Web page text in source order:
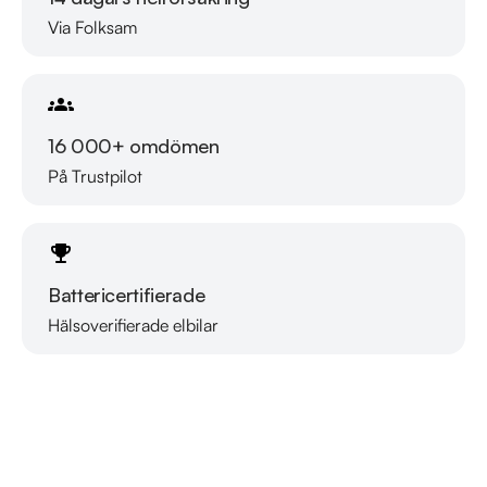
Servicehistorik:
2021-09-27 - 630 mil
2023-06-29 - 5301 mil
Besök
benz/trj987/
för att:
• Se närbilder och film på bilen
• Reservera bilen direkt online
Via Folksam
16 000+ omdömen
På Trustpilot
Battericertifierade
Hälsoverifierade elbilar
Läs mer om oss